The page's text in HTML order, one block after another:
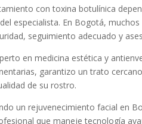
con toxina botulínica
especialista. En Bogotá,
seguimiento adecuado y
en medicina estética y
garantizo un trato
de su rostro.
un rejuvenecimiento facial en
que maneje tecnología